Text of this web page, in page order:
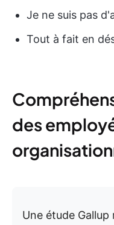
Je ne suis pas
Tout à fait en
des
Une étude